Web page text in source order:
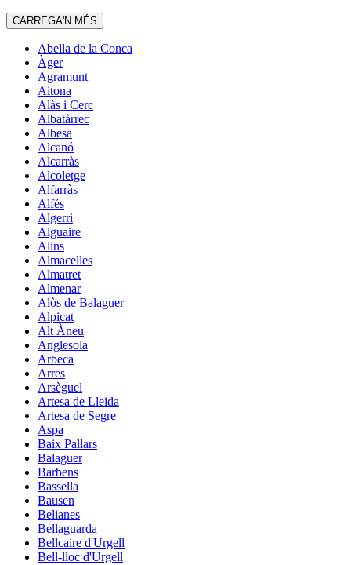
CARREGA'N MÉS
Abella de la Conca
Àger
Agramunt
Aitona
Alàs i Cerc
Albatàrrec
Albesa
Alcanó
Alcarràs
Alcoletge
Alfarràs
Alfés
Algerri
Alguaire
Alins
Almacelles
Almatret
Almenar
Alòs de Balaguer
Alpicat
Alt Àneu
Anglesola
Arbeca
Arres
Arsèguel
Artesa de Lleida
Artesa de Segre
Aspa
Baix Pallars
Balaguer
Barbens
Bassella
Bausen
Belianes
Bellaguarda
Bellcaire d'Urgell
Bell-lloc d'Urgell